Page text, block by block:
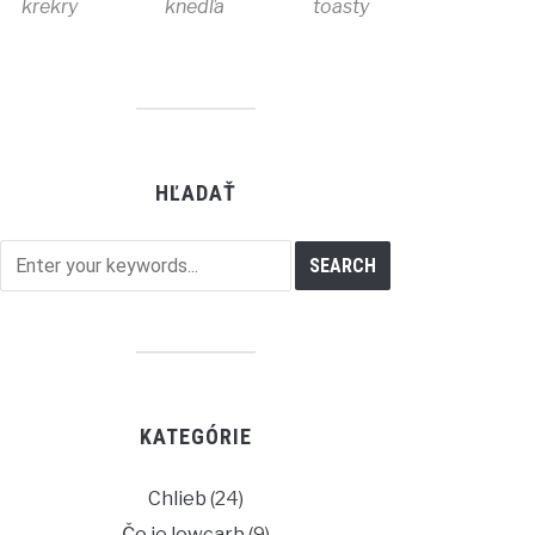
krekry knedľa toasty
HĽADAŤ
KATEGÓRIE
Chlieb (24)